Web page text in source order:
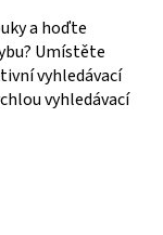
a hoďte
Umístěte
vyhledávací
vyhledávací